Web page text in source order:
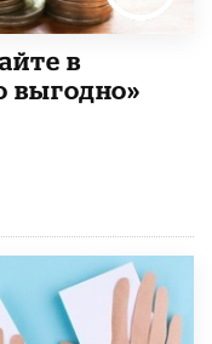
в
выгодно»